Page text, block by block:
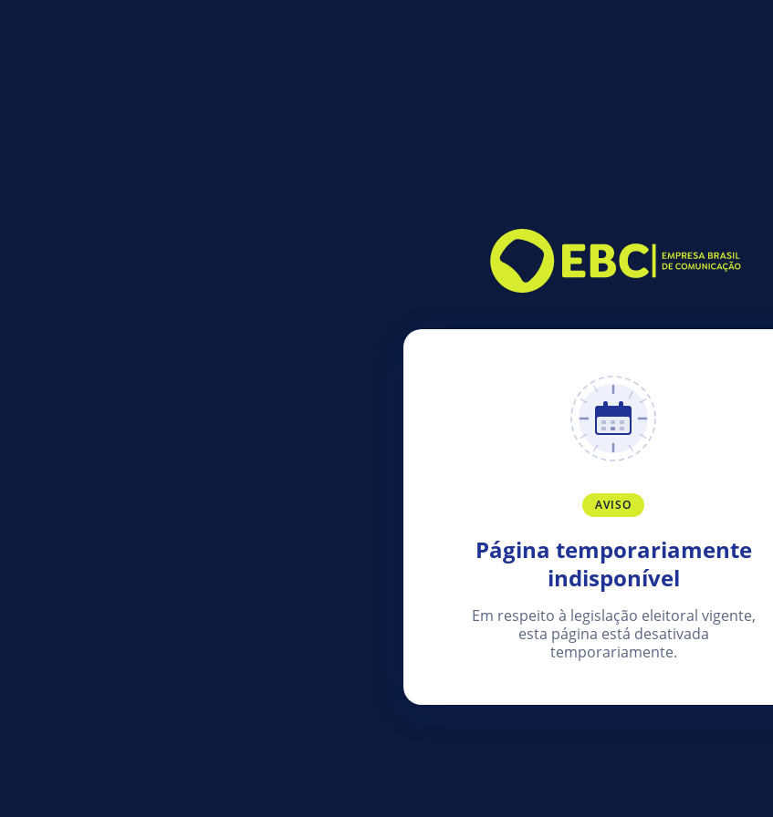
AVISO
Página temporariamente
indisponível
Em respeito à legislação eleitoral vigente,
esta página está desativada
temporariamente.